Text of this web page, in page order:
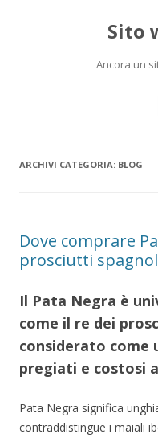
Sito
Ancora un
ARCHIVI CATEGORIA: BLOG
Dove comprare
prosciutti
Il Pata Negra è
come il re dei
considerato come
pregiati e costosi
Pata Negra significa
contraddistingue i maiali